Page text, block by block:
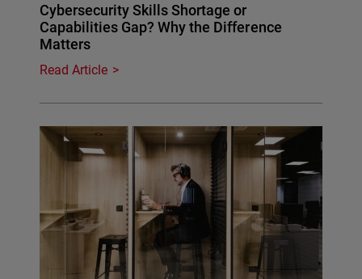
Cybersecurity Skills Shortage or
Capabilities Gap? Why the Difference
Matters
Read Article